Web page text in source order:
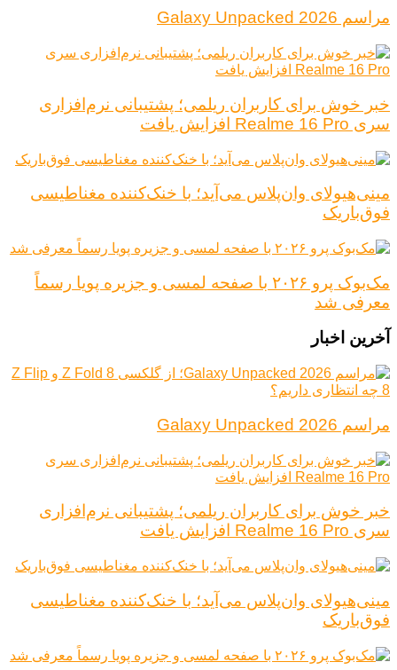
مراسم Galaxy Unpacked 2026
خبر خوش برای کاربران ریلمی؛ پشتیبانی نرم‌افزاری
سری Realme 16 Pro افزایش یافت
مینی‌هیولای وان‌پلاس می‌آید؛ با خنک‌کننده مغناطیسی
فوق‌باریک
مک‌بوک پرو ۲۰۲۶ با صفحه لمسی و جزیره پویا رسماً
معرفی شد
آخرین اخبار
مراسم Galaxy Unpacked 2026
خبر خوش برای کاربران ریلمی؛ پشتیبانی نرم‌افزاری
سری Realme 16 Pro افزایش یافت
مینی‌هیولای وان‌پلاس می‌آید؛ با خنک‌کننده مغناطیسی
فوق‌باریک